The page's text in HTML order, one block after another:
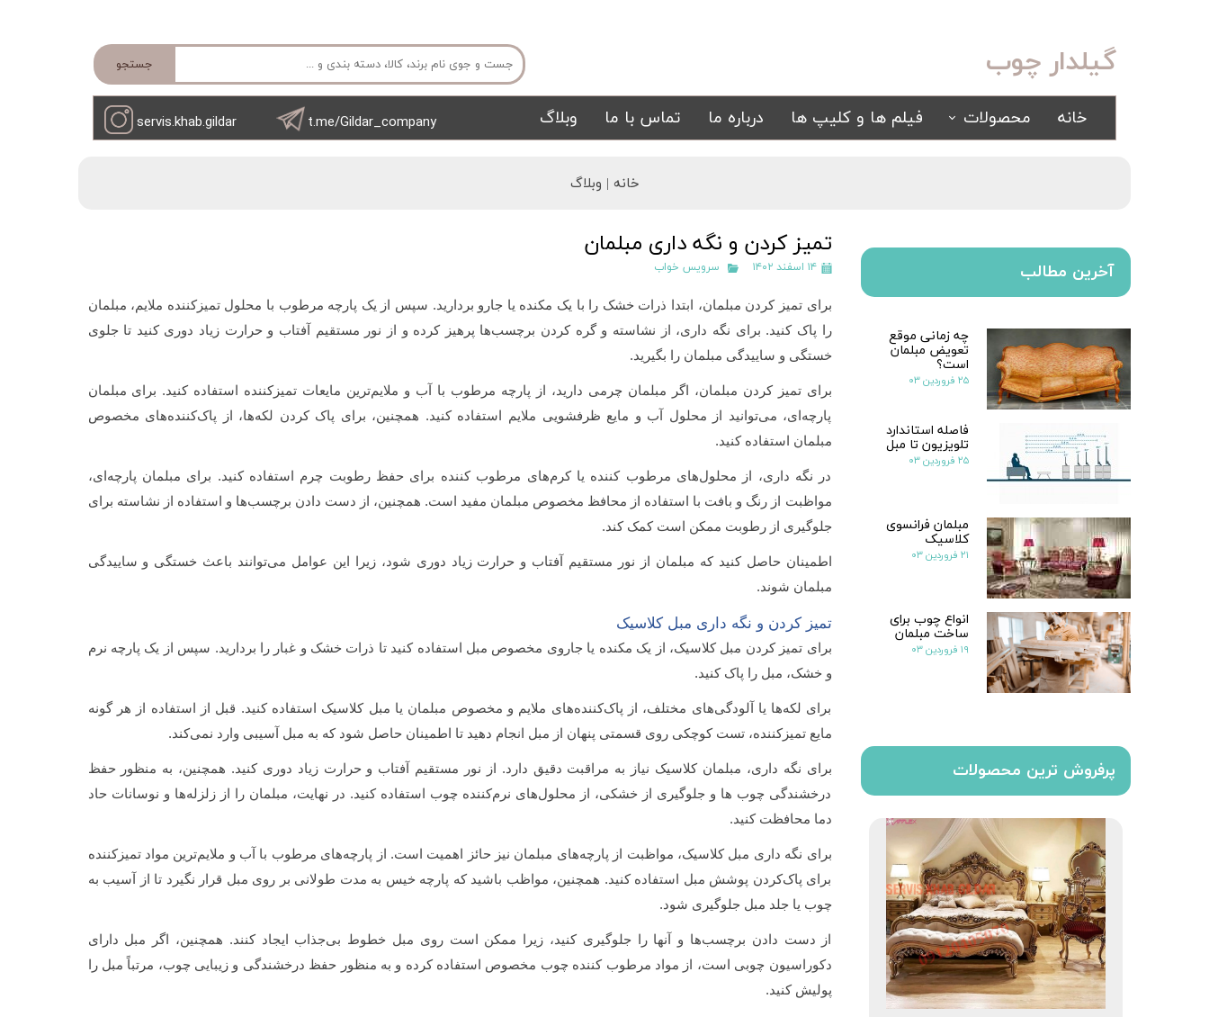
جستجو گیلدار چوب
خانه
محصولات
سرویس خواب آینه ای
سرویس خواب سفید
سیسمونی کمد و بوفه تشک
فیلم ها و کلیپ ها درباره ما تماس با ما وبلاگ t.me/Gildar_company
servis.khab.gildar
خانه | وبلاگ
تمیز کردن و نگه داری مبلمان
۱۴ اسفند ۱۴۰۲ سرویس خواب
برای تمیز کردن مبلمان، ابتدا ذرات خشک را با یک مکنده یا جارو بردارید. سپس از یک پارچه مرطوب با محلول تمیزکننده ملایم، مبلمان
را پاک کنید. برای نگه داری، از نشاسته و گره کردن برچسب‌ها پرهیز کرده و از نور مستقیم آفتاب و حرارت زیاد دوری کنید تا جلوی
خستگی و ساییدگی مبلمان را بگیرید.
برای تمیز کردن مبلمان، اگر مبلمان چرمی دارید، از پارچه مرطوب با آب و ملایم‌ترین مایعات تمیزکننده استفاده کنید. برای مبلمان
پارچه‌ای، می‌توانید از محلول آب و مایع ظرفشویی ملایم استفاده کنید. همچنین، برای پاک کردن لکه‌ها، از پاک‌کننده‌های مخصوص
مبلمان استفاده کنید.
در نگه داری، از محلول‌های مرطوب کننده یا کرم‌های مرطوب کننده برای حفظ رطوبت چرم استفاده کنید. برای مبلمان پارچه‌ای،
مواظبت از رنگ و بافت با استفاده از محافظ مخصوص مبلمان مفید است. همچنین، از دست دادن برچسب‌ها و استفاده از نشاسته برای
جلوگیری از رطوبت ممکن است کمک کند.
اطمینان حاصل کنید که مبلمان از نور مستقیم آفتاب و حرارت زیاد دوری شود، زیرا این عوامل می‌توانند باعث خستگی و ساییدگی
مبلمان شوند.
تمیز کردن و نگه داری مبل کلاسیک
برای تمیز کردن مبل کلاسیک، از یک مکنده یا جاروی مخصوص مبل استفاده کنید تا ذرات خشک و غبار را بردارید. سپس از یک پارچه نرم
و خشک، مبل را پاک کنید.
برای لکه‌ها یا آلودگی‌های مختلف، از پاک‌کننده‌های ملایم و مخصوص مبلمان یا مبل کلاسیک استفاده کنید. قبل از استفاده از هر گونه
مایع تمیزکننده، تست کوچکی روی قسمتی پنهان از مبل انجام دهید تا اطمینان حاصل شود که به مبل آسیبی وارد نمی‌کند.
برای نگه داری، مبلمان کلاسیک نیاز به مراقبت دقیق دارد. از نور مستقیم آفتاب و حرارت زیاد دوری کنید. همچنین، به منظور حفظ
درخشندگی چوب ها و جلوگیری از خشکی، از محلول‌های نرم‌کننده چوب استفاده کنید. در نهایت، مبلمان را از زلزله‌ها و نوسانات حاد
دما محافظت کنید.
برای نگه داری مبل کلاسیک، مواظبت از پارچه‌های مبلمان نیز حائز اهمیت است. از پارچه‌های مرطوب با آب و ملایم‌ترین مواد تمیزکننده
برای پاک‌کردن پوشش مبل استفاده کنید. همچنین، مواظب باشید که پارچه خیس به مدت طولانی بر روی مبل قرار نگیرد تا از آسیب به
چوب یا جلد مبل جلوگیری شود.
از دست دادن برچسب‌ها و آنها را جلوگیری کنید، زیرا ممکن است روی مبل خطوط بی‌جذاب ایجاد کنند. همچنین، اگر مبل دارای
دکوراسیون چوبی است، از مواد مرطوب کننده چوب مخصوص استفاده کرده و به منظور حفظ درخشندگی و زیبایی چوب، مرتباً مبل را
پولیش کنید.
پرفروش ترین محصولات
آخرین مطالب
چه زمانی موقع
تعویض مبلمان
است؟
۲۵ فروردین ۰۳
فاصله استاندارد
تلویزیون تا مبل
۲۵ فروردین ۰۳
مبلمان فرانسوی
کلاسیک
۲۱ فروردین ۰۳
انواع چوب برای
ساخت مبلمان
۱۹ فروردین ۰۳